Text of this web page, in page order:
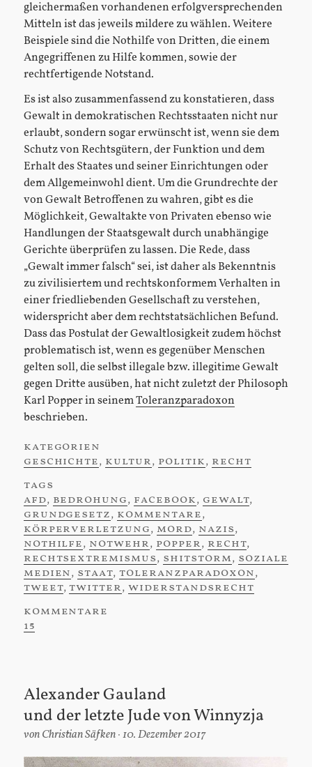
gleichermaßen vorhandenen erfolgversprechenden
Mitteln ist das jeweils mildere zu wählen. Weitere
Beispiele sind die Nothilfe von Dritten, die einem
Angegriffenen zu Hilfe kommen, sowie der
rechtfertigende Notstand.
Es ist also zusammenfassend zu konstatieren, dass
Gewalt in demokratischen Rechtsstaaten nicht nur
erlaubt, sondern sogar erwünscht ist, wenn sie dem
Schutz von Rechtsgütern, der Funktion und dem
Erhalt des Staates und seiner Einrichtungen oder
dem Allgemeinwohl dient. Um die Grundrechte der
von Gewalt Betroffenen zu wahren, gibt es die
Möglichkeit, Gewaltakte von Privaten ebenso wie
Handlungen der Staatsgewalt durch unabhängige
Gerichte überprüfen zu lassen. Die Rede, dass
„Gewalt immer falsch“ sei, ist daher als Bekenntnis
zu zivilisiertem und rechtskonformem Verhalten in
einer friedliebenden Gesellschaft zu verstehen,
widerspricht aber dem rechtstatsächlichen Befund.
Dass das Postulat der Gewaltlosigkeit zudem höchst
problematisch ist, wenn es gegenüber Menschen
gelten soll, die selbst illegale bzw. illegitime Gewalt
gegen Dritte ausüben, hat nicht zuletzt der Philosoph
Karl Popper in seinemToleranzparadoxon
beschrieben.
kategorien
geschichte, kultur, politik, recht
tags
afd, bedrohung, facebook, gewalt,
grundgesetz, kommentare,
körperverletzung, mord, nazis,
nothilfe, notwehr, popper, recht,
rechtsextremismus, shitstorm, soziale
medien, staat,toleranzparadoxon,
tweet,twitter,widerstandsrecht
kommentare
15
Alexander Gauland
und der letzte Jude von Winnyzja
vonChristian Säfken 10. Dezember 2017